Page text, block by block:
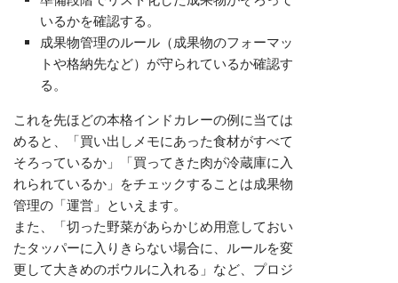
いるかを確認する。
成果物管理のルール（成果物のフォーマッ
トや格納先など）が守られているか確認す
る。
これを先ほどの本格インドカレーの例に当ては
めると、「買い出しメモにあった食材がすべて
そろっているか」「買ってきた肉が冷蔵庫に入
れられているか」をチェックすることは成果物
管理の「運営」といえます。
また、「切った野菜があらかじめ用意しておい
たタッパーに入りきらない場合に、ルールを変
更して大きめのボウルに入れる」など、プロジ